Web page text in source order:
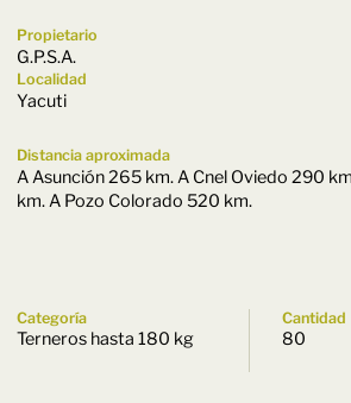
Propietario
G.P.S.A.
Localidad
Yacuti
Distancia aproximada
A Asunción 265 km. A Cnel Oviedo 290
km. A Pozo Colorado 520 km.
Categoría
Terneros hasta 180 kg
Cantidad
80